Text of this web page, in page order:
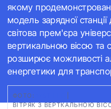
якому
модель зарядної
світова прем'єра
вертикальною віссю
розширює можливості
енергетики для
ФОТО:
ВІТРЯК З ВЕРТКАЛЬНОЮ